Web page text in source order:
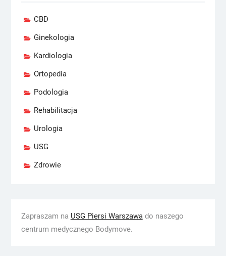
CBD
Ginekologia
Kardiologia
Ortopedia
Podologia
Rehabilitacja
Urologia
USG
Zdrowie
Zapraszam na USG Piersi Warszawado naszego
centrum medycznego Bodymove.